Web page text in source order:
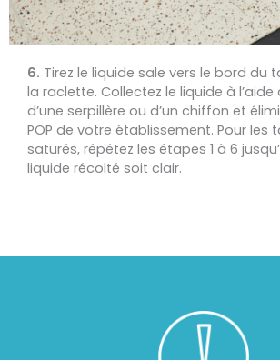
6. Tirez le liquide sale vers le bord du
la raclette. Collectez le liquide à l’aide
d’une serpillère ou d’un chiffon et
POP de votre établissement. Pour les
saturés, répétez les étapes 1 à 6
liquide récolté soit clair.